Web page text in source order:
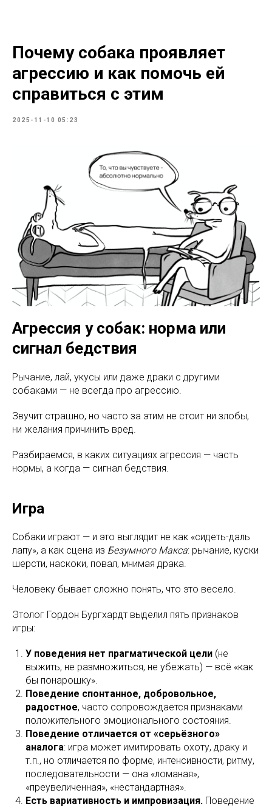
Почему собака проявляет
агрессию и как помочь ей
справиться с этим
2025-11-10 05:23
Агрессия у собак: норма или
сигнал бедствия
Рычание, лай, укусы или даже драки с другими
собаками — не всегда про агрессию.
Звучит страшно, но часто за этим не стоит ни злобы,
ни желания причинить вред.
Разбираемся, в каких ситуациях агрессия — часть
нормы, а когда — сигнал бедствия.
Игра
Собаки играют — и это выглядит не как «сидеть-даль
лапу», а как сцена из Безумного Макса: рычание, куски
шерсти, наскоки, повал, мнимая драка.
Человеку бывает сложно понять, что это весело.
Этолог Гордон Бургхардт выделил пять признаков
игры:
У поведения нет прагматической цели (не
выжить, не размножиться, не убежать) — всё «как
бы понарошку».
Поведение спонтанное, добровольное,
радостное, часто сопровождается признаками
положительного эмоционального состояния.
Поведение отличается от «серьёзного»
аналога: игра может имитировать охоту, драку и
т.п., но отличается по форме, интенсивности, ритму,
последовательности — она «ломаная»,
«преувеличенная», «нестандартная».
Есть вариативность и импровизация. Поведение